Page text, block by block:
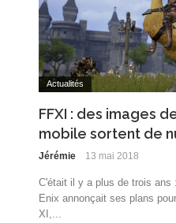
Actualités
FFXI : des images
mobile sortent de
Jérémie 13 mai 2018
C'était il y a plus de trois ans
Enix annonçait ses plans
XI,...